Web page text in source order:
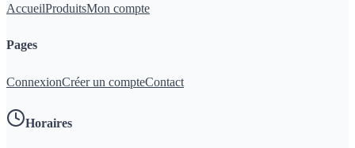
AccueilProduitsMon compte
Pages
ConnexionCréer un compteContact
Horaires